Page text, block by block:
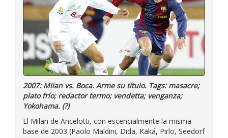
2007: Milan vs. Boca. Arme su título. Tags: masacre;
plato frío; redactor termo; vendetta; venganza;
Yokohama. (?)
El Milan de Ancelotti, con escencialmente la misma
base de 2003 (Paolo Maldini, Dida, Kaká, Pirlo, Seedorf